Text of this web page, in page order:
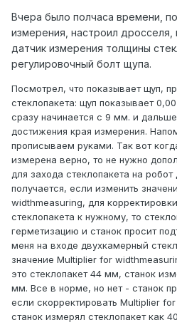
Вчера было полчаса времени,
измерения, настроил дросселя,
датчик измерения толщины
регулировочный болт щупа.
Посмотрел, что показывает щуп,
стеклопакета: щуп показывает
сразу начинается с 9 мм. и
достижения края измерения.
прописываем руками. Так вот
измерена верно, то не нужно
для захода стеклопакета на
получается, если изменить
widthmeasuring, для
стеклопакета к нужному, то
герметизацию и станок просит
меня на входе двухкамерный
значение Multiplier for
это стеклопакет 44 мм, станок
мм. Все в норме, но нет - станок
если скорректировать Multiplier
станок измерял стеклопакет как